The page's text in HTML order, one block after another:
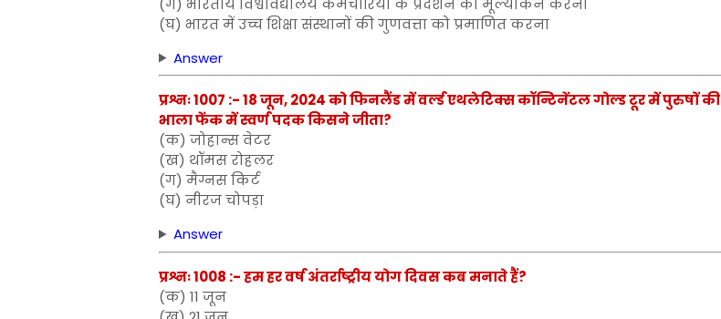
(घ) भारत में उच्च शिक्षा संस्थानों की गुणवत्ता को प्रमाणित करना
Answer
प्रश्नः 1007 :- 18 जून, 2024 को फिनलैंड में वर्ल्ड एथलेटिक्स कॉन्टिनेंटल गोल्ड टूर में पुरुषों की
भाला फेंक में स्वर्ण पदक किसने जीता?
(क) जोहान्स वेटर
(ख) थॉमस रोहलर
(ग) मैग्नस किर्ट
(घ) नीरज चोपड़ा
Answer
प्रश्नः 1008 :- हम हर वर्ष अंतर्राष्ट्रीय योग दिवस कब मनाते हैं?
(क) 11 जून